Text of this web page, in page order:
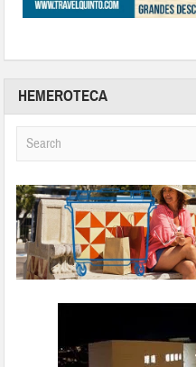
HEMEROTECA